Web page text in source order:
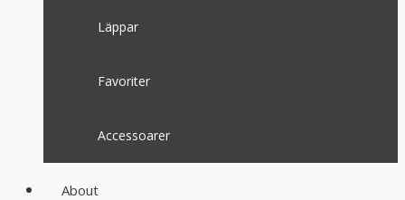
Läppar
Favoriter
Accessoarer
About